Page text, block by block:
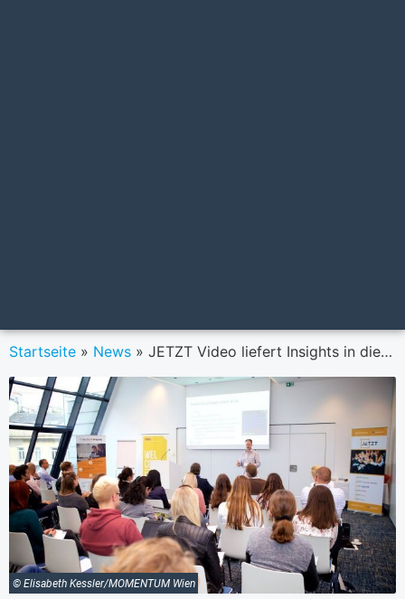
Startseite » News » JETZT Video liefert Insights in die Bewegtbildstrategien von Marken wie BILLA, Palmers, Felber, Decathlon, NEOH & Co
© Elisabeth Kessler/MOMENTUM Wien